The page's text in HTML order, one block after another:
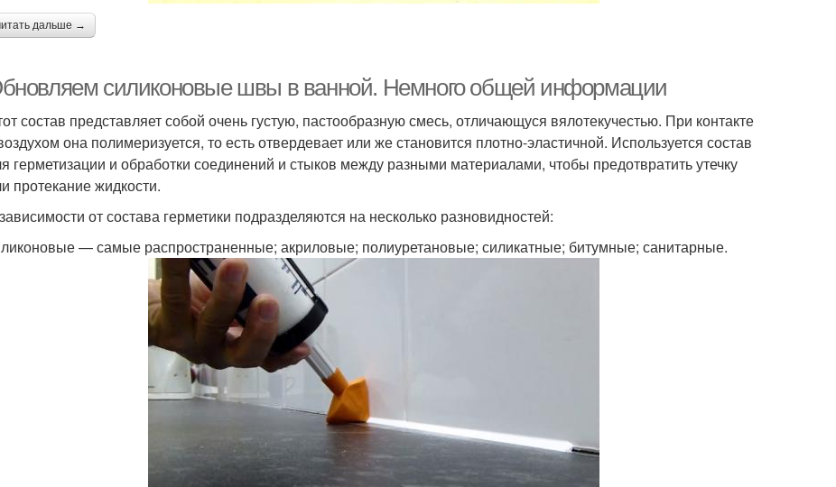
дальше →
силиконовые швы в ванной. Немного общей информации
состав представляет собой очень густую, пастообразную смесь, отличающуся вялотекучестью. При контакте
она полимеризуется, то есть отвердевает или же становится плотно-эластичной. Используется состав
герметизации и обработки соединений и стыков между разными материалами, чтобы предотвратить утечку
протекание жидкости.
от состава герметики подразделяются на несколько разновидностей:
— самые распространенные; акриловые; полиуретановые; силикатные; битумные; санитарные.